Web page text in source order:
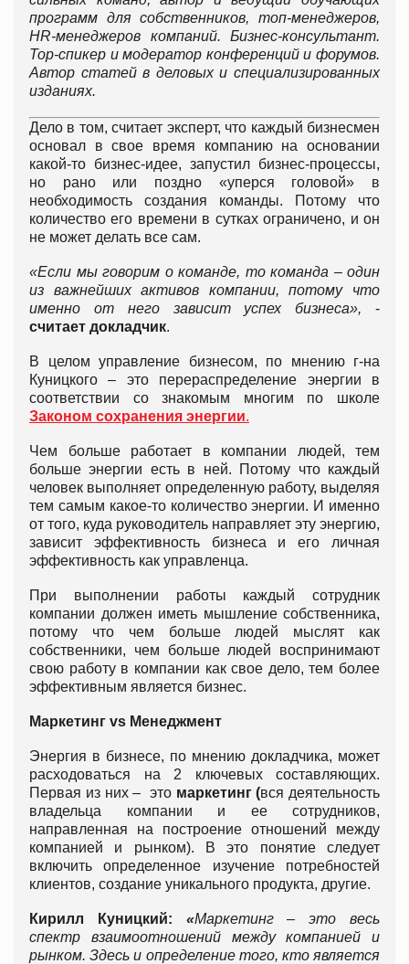
программ для собственников, топ-менеджеров,
HR-менеджеров компаний. Бизнес-консультант.
Тор-спикер и модератор конференций и форумов.
Автор статей в деловых и специализированных
изданиях.
Дело в том, считает эксперт, что каждый бизнесмен
основал в свое время компанию на основании
какой-то бизнес-идее, запустил бизнес-процессы,
но рано или поздно «уперся головой» в
необходимость создания команды. Потому что
количество его времени в сутках ограничено, и он
не может делать все сам.
«Если мы говорим о команде, то команда – один
из важнейших активов компании, потому что
именно от него зависит успех бизнеса», -
считает докладчик.
В целом управление бизнесом, по мнению г-на
Куницкого – это перераспределение энергии в
соответствии со знакомым многим по школе
Законом сохранения энергии.
Чем больше работает в компании людей, тем
больше энергии есть в ней. Потому что каждый
человек выполняет определенную работу, выделяя
тем самым какое-то количество энергии. И именно
от того, куда руководитель направляет эту энергию,
зависит эффективность бизнеса и его личная
эффективность как управленца.
При выполнении работы каждый сотрудник
компании должен иметь мышление собственника,
потому что чем больше людей мыслят как
собственники, чем больше людей воспринимают
свою работу в компании как свое дело, тем более
эффективным является бизнес.
Маркетинг vs Менеджмент
Энергия в бизнесе, по мнению докладчика, может
расходоваться на 2 ключевых составляющих.
Первая из них – это маркетинг (вся деятельность
владельца компании и ее сотрудников,
направленная на построение отношений между
компанией и рынком). В это понятие следует
включить определенное изучение потребностей
клиентов, создание уникального продукта, другие.
Кирилл Куницкий: «Маркетинг – это весь
спектр взаимоотношений между компанией и
рынком. Здесь и определение того, кто является